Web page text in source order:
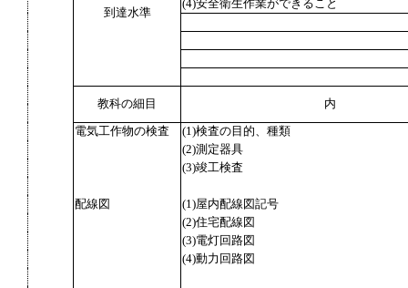
到達水準
(4)安全衛生作業ができること
教科の細目 内
電気工作物の検査
(1)検査の目的、種類
(2)測定器具
(3)竣工検査
配線図
(1)屋内配線図記号
(2)住宅配線図
(3)電灯回路図
(4)動力回路図